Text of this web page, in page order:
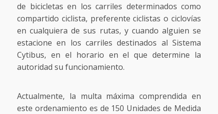
de bicicletas en los carriles determinados como
compartido ciclista, preferente ciclistas o ciclovías
en cualquiera de sus rutas, y cuando alguien se
estacione en los carriles destinados al Sistema
Cytibus, en el horario en el que determine la
autoridad su funcionamiento.
Actualmente, la multa máxima comprendida en
este ordenamiento es de 150 Unidades de Medida